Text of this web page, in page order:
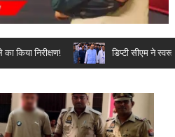
निरीक्षण! डिप्टी सीएम ने